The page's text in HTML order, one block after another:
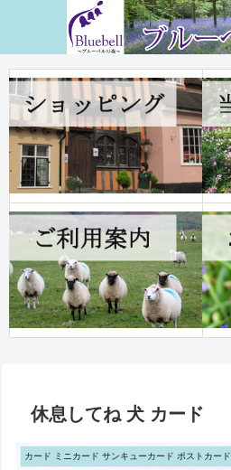
休息してね 犬 カード
カード ミニカード サンキューカード ポストカード